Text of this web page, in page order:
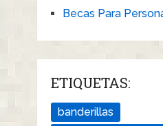
Becas Para
ETIQUETAS:
banderillas